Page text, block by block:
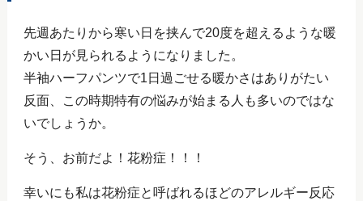
先週あたりから寒い日を挟んで20度を超えるような暖
かい日が見られるようになりました。
半袖ハーフパンツで1日過ごせる暖かさはありがたい
反面、この時期特有の悩みが始まる人も多いのではな
いでしょうか。
そう、お前だよ！花粉症！！！
幸いにも私は花粉症と呼ばれるほどのアレルギー反応